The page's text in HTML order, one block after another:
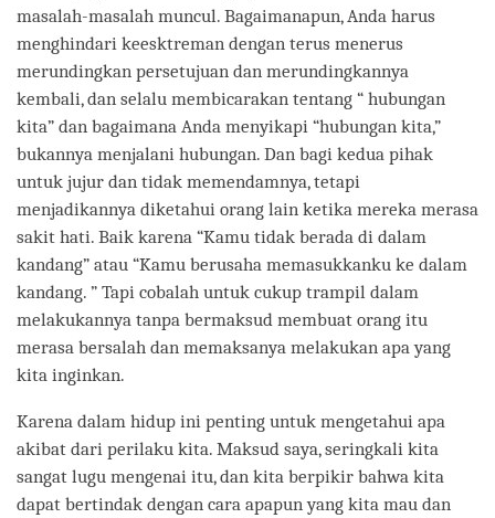
masalah-masalah muncul. Bagaimanapun, Anda harus
menghindari keesktreman dengan terus menerus
merundingkan persetujuan dan merundingkannya
kembali, dan selalu membicarakan tentang “ hubungan
kita” dan bagaimana Anda menyikapi “hubungan kita,”
bukannya menjalani hubungan. Dan bagi kedua pihak
untuk jujur dan tidak memendamnya, tetapi
menjadikannya diketahui orang lain ketika mereka merasa
sakit hati. Baik karena “Kamu tidak berada di dalam
kandang” atau “Kamu berusaha memasukkanku ke dalam
kandang. ” Tapi cobalah untuk cukup trampil dalam
melakukannya tanpa bermaksud membuat orang itu
merasa bersalah dan memaksanya melakukan apa yang
kita inginkan.
Karena dalam hidup ini penting untuk mengetahui apa
akibat dari perilaku kita. Maksud saya, seringkali kita
sangat lugu mengenai itu, dan kita berpikir bahwa kita
dapat bertindak dengan cara apapun yang kita mau dan